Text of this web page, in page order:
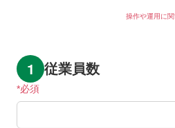
操作や運用に
従業員数